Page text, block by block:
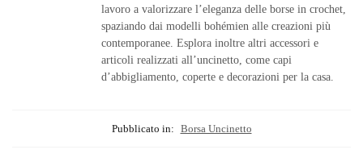
lavoro a valorizzare l’eleganza delle borse in crochet,
spaziando dai modelli bohémien alle creazioni più
contemporanee. Esplora inoltre altri accessori e
articoli realizzati all’uncinetto, come capi
d’abbigliamento, coperte e decorazioni per la casa.
Pubblicato in: Borsa Uncinetto